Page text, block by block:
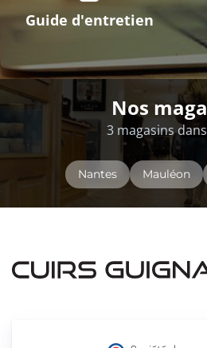
Guide d'entretien
Nos
3 magasins
Nantes Mauléon